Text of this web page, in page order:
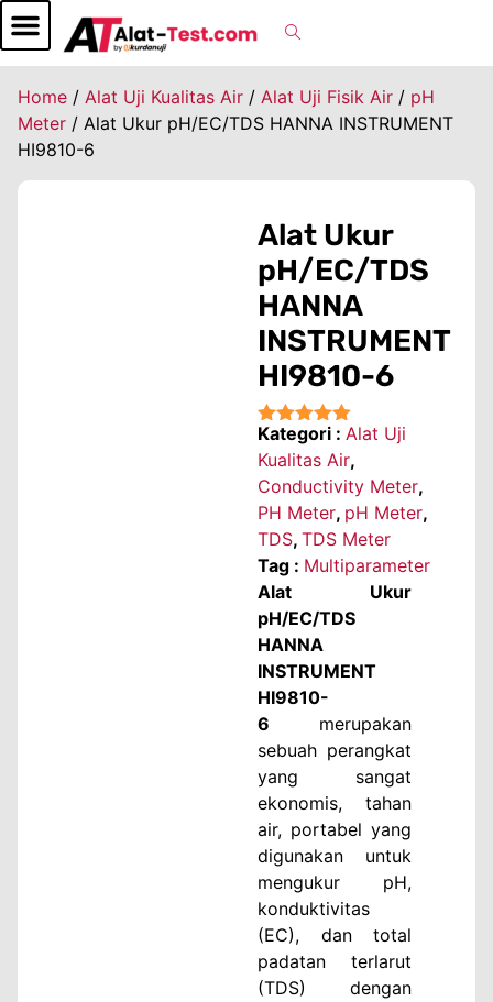
Home / Alat Uji Kualitas Air / Alat Uji Fisik Air / pH
Meter / Alat Ukur pH/EC/TDS HANNA INSTRUMENT
HI9810-6
Alat Ukur
pH/EC/TDS
HANNA
INSTRUMENT
HI9810-6
★★★★★
Kategori : Alat Uji
Kualitas Air,
Conductivity Meter,
PH Meter, pH Meter,
TDS,TDS Meter
Tag : Multiparameter
Alat Ukur
pH/EC/TDS
HANNA
INSTRUMENT
HI9810-
6 merupakan
sebuah perangkat
yang sangat
ekonomis, tahan
air, portabel yang
digunakan untuk
mengukur pH,
konduktivitas
(EC), dan total
padatan terlarut
(TDS) dengan